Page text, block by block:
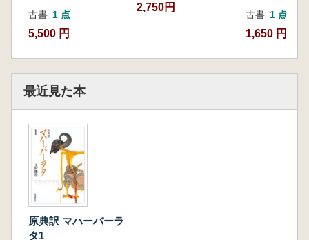
古書 1 点
5,500 円
2,750円
古書 1 点
1,650 円
最近見た本
原典訳 マハーバーラ
タ1